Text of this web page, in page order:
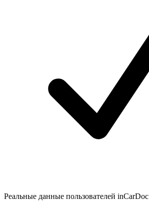
Реальные данные пользователей inCarDoc